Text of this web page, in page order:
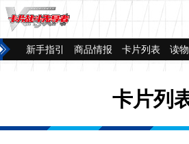
新手指引 商品情报 卡片列表 读
卡片列